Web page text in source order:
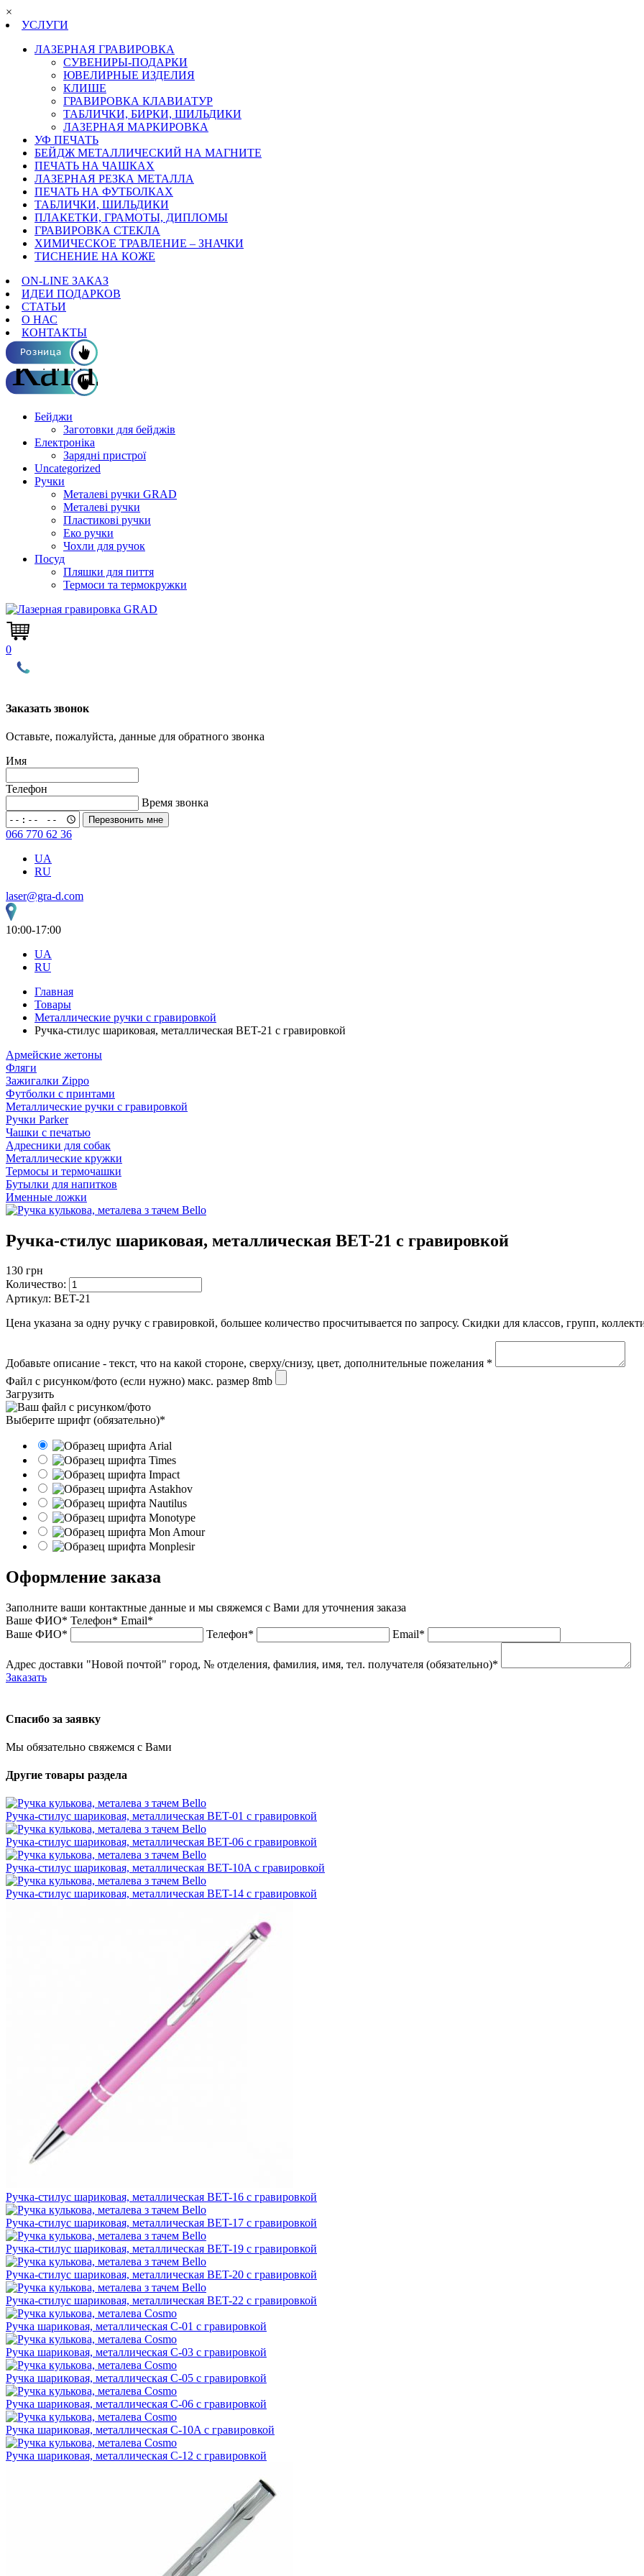
×
УСЛУГИ
ЛАЗЕРНАЯ ГРАВИРОВКА
СУВЕНИРЫ-ПОДАРКИ
ЮВЕЛИРНЫЕ ИЗДЕЛИЯ
КЛИШЕ
ГРАВИРОВКА КЛАВИАТУР
ТАБЛИЧКИ, БИРКИ, ШИЛЬДИКИ
ЛАЗЕРНАЯ МАРКИРОВКА
УФ ПЕЧАТЬ
БЕЙДЖ МЕТАЛЛИЧЕСКИЙ НА МАГНИТЕ
ПЕЧАТЬ НА ЧАШКАХ
ЛАЗЕРНАЯ РЕЗКА МЕТАЛЛА
ПЕЧАТЬ НА ФУТБОЛКАХ
ТАБЛИЧКИ, ШИЛЬДИКИ
ПЛАКЕТКИ, ГРАМОТЫ, ДИПЛОМЫ
ГРАВИРОВКА СТЕКЛА
ХИМИЧЕСКОЕ ТРАВЛЕНИЕ – ЗНАЧКИ
ТИСНЕНИЕ НА КОЖЕ
ON-LINE ЗАКАЗ
ИДЕИ ПОДАРКОВ
СТАТЬИ
О НАС
КОНТАКТЫ
Розница
Каталог ОПТ
Бейджи
Заготовки для бейджів
Електроніка
Зарядні пристрої
Uncategorized
Ручки
Металеві ручки GRAD
Металеві ручки
Пластикові ручки
Еко ручки
Чохли для ручок
Посуд
Пляшки для пиття
Термоси та термокружки
0
Заказать звонок
Оставьте, пожалуйста, данные для обратного звонка
Имя
Телефон
Время звонка
Перезвонить мне
066 770 62 36
UA
RU
laser@gra-d.com
10:00-17:00
UA
RU
Главная
Товары
Металлические ручки с гравировкой
Ручка-стилус шариковая, металлическая BET-21 с гравировкой
Армейские жетоны
Фляги
Зажигалки Zippo
Футболки с принтами
Металлические ручки с гравировкой
Ручки Parker
Чашки с печатью
Адресники для собак
Металлические кружки
Термосы и термочашки
Бутылки для напитков
Именные ложки
Ручка-стилус шариковая, металлическая BET-21 с гравировкой
130 грн
Количество:
Артикул: BET-21
Цена указана за одну ручку с гравировкой, большее количество просчитывается по запросу. Скидки для классов, групп,
Добавьте описание - текст, что на какой стороне, сверху/снизу, цвет, дополнительные пожелания *
Файл с рисунком/фото (если нужно) макс. размер 8mb
Загрузить
Выберите шрифт (обязательно)*
Оформление заказа
Заполните ваши контактные данные и мы свяжемся с Вами для уточнения заказа
Ваше ФИО* Телефон* Email*
Ваше ФИО*
Телефон* Email*
Адрес доставки "Новой почтой" город, № отделения, фамилия, имя, тел. получателя (обязательно)*
Заказать
Спасибо за заявку
Мы обязательно свяжемся с Вами
Другие товары раздела
Ручка-стилус шариковая, металлическая BET-01 с гравировкой
Ручка-стилус шариковая, металлическая BET-06 с гравировкой
Ручка-стилус шариковая, металлическая BET-10A с гравировкой
Ручка-стилус шариковая, металлическая BET-14 с гравировкой
Ручка-стилус шариковая, металлическая BET-16 с гравировкой
Ручка-стилус шариковая, металлическая BET-17 с гравировкой
Ручка-стилус шариковая, металлическая BET-19 с гравировкой
Ручка-стилус шариковая, металлическая BET-20 с гравировкой
Ручка-стилус шариковая, металлическая BET-22 с гравировкой
Ручка шариковая, металлическая C-01 с гравировкой
Ручка шариковая, металлическая C-03 с гравировкой
Ручка шариковая, металлическая C-05 с гравировкой
Ручка шариковая, металлическая C-06 с гравировкой
Ручка шариковая, металлическая C-10A с гравировкой
Ручка шариковая, металлическая C-12 с гравировкой